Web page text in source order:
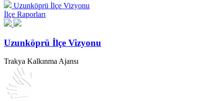
Uzunköprü İlçe Vizyonu
İlçe Raporları
Uzunköprü İlçe Vizyonu
Trakya Kalkınma Ajansı